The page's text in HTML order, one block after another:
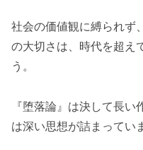
社会の価値観に縛られず
の大切さは、時代を超え
う。
『堕落論』は決して長
は深い思想が詰まってい